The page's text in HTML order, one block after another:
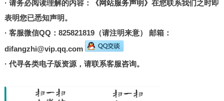
· 请务必阅读理解的内容： 《网站服务声明》 在您联系我们之时即
表明您已悉知声明。
· 客服微信QQ：825821819（请注明来意） 邮箱：
difangzhi@vip.qq.com
· 代寻各类电子版资源，请联系客服咨询。